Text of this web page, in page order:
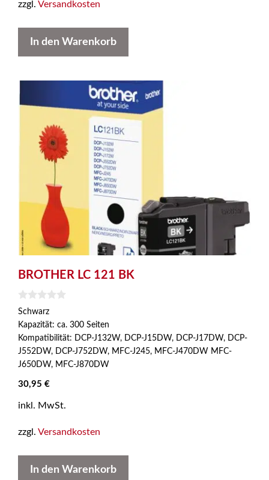
zzgl. Versandkosten
In den Warenkorb
BROTHER LC 121 BK
0
v
o
n
Schwarz
Kapazität: ca. 300 Seiten
Kompatibilität: DCP-J132W, DCP-J15DW, DCP-J17DW, DCP-
J552DW, DCP-J752DW, MFC-J245, MFC-J470DW MFC-
J650DW, MFC-J870DW
30,95 €
inkl. MwSt.
zzgl. Versandkosten
In den Warenkorb